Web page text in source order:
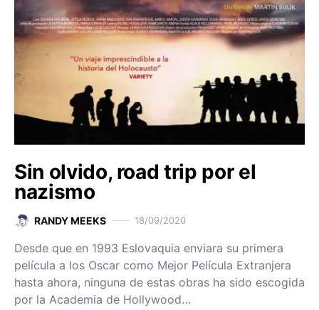
Sin olvido, road trip por el
nazismo
RANDY MEEKS 18/09/2020
Desde que en 1993 Eslovaquia enviara su primera
película a los Oscar como Mejor Película Extranjera
hasta ahora, ninguna de estas obras ha sido escogida
por la Academia de Hollywood…